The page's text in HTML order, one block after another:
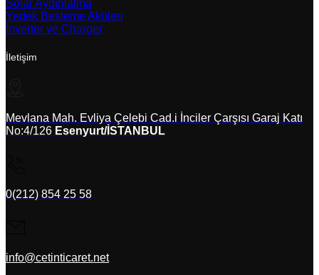
Solar Aydınlatma
Yedek Besleme Aküleri
İnverter ve Charger
İletişim
Mevlana Mah. Evliya Çelebi Cad.i İnciler Çarşısı Garaj Katı
No:4/126 Esenyurt/İSTANBUL
0(212) 854 25 58
info@cetinticaret.net